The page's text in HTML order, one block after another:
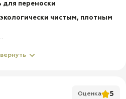
для переноски
чистым, плотным
Оценка 5